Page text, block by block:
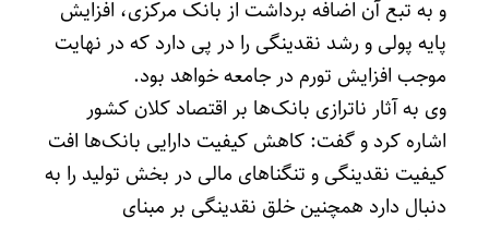
و به تبع آن اضافه برداشت از بانک‌ مرکزی، افزایش
پایه پولی و رشد نقدینگی را در پی دارد که در نهایت
موجب افزایش تورم در جامعه خواهد بود.
وی به آثار ناترازی بانک‌ها بر اقتصاد کلان کشور
اشاره کرد و گفت: کاهش کیفیت دارایی‌ بانک‌ها افت
کیفیت نقدینگی و تنگناهای مالی در بخش تولید را به
دنبال دارد همچنین خلق نقدینگی بر مبنای